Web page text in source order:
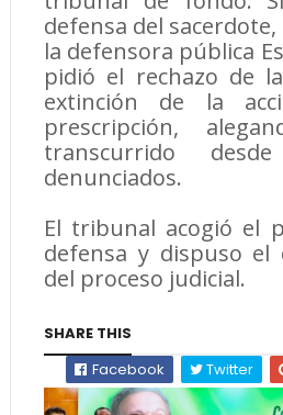
defensa del
la defensora pública
pidió el rechazo de
extinción de la
prescripción,
transcurrido
denunciados.
El tribunal acogió el
defensa y dispuso el
del proceso judicial.
SHARE THIS
Facebook
Twitter